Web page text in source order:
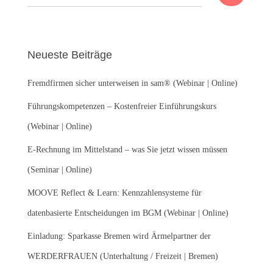
u
n
a
h
:
Neueste Beiträge
Fremdfirmen sicher unterweisen in sam® (Webinar | Online)
Führungskompetenzen – Kostenfreier Einführungskurs
(Webinar | Online)
E-Rechnung im Mittelstand – was Sie jetzt wissen müssen
(Seminar | Online)
MOOVE Reflect & Learn: Kennzahlensysteme für
datenbasierte Entscheidungen im BGM (Webinar | Online)
Einladung: Sparkasse Bremen wird Ärmelpartner der
WERDERFRAUEN (Unterhaltung / Freizeit | Bremen)